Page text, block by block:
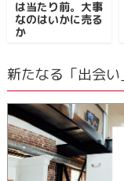
は当たり前。大事
なのはいかに売る
か
新たなる「出会い